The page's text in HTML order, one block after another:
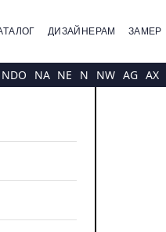
ДИЗАЙНЕРАМ ЗАМЕР
NDO NA NE N NW AG AX